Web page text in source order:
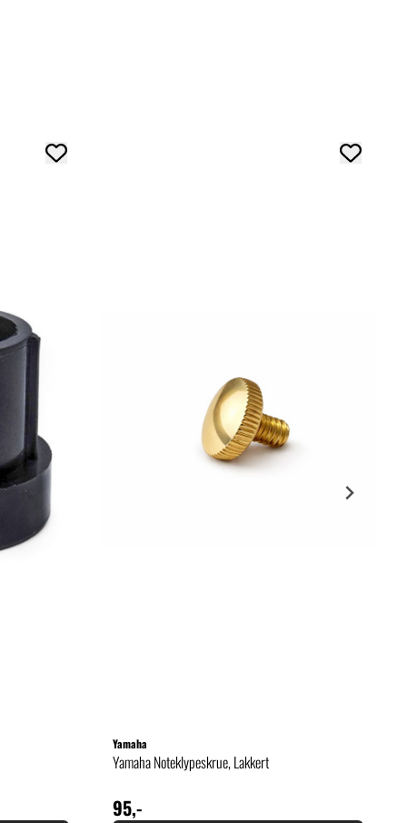
Yamaha
Yamaha Noteklypeskrue, Lakkert
95,-